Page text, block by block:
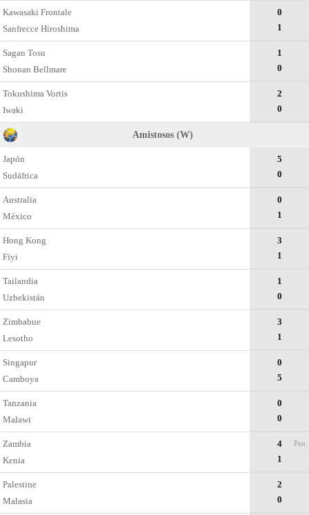
Kawasaki Frontale
Sanfrecce Hiroshima
0
1
Sagan Tosu
Shonan Bellmare
1
0
Tokushima Vortis
Iwaki
2
0
Amistosos (W)
Japón
Sudáfrica
5
0
Australia
México
0
1
Hong Kong
Fiyi
3
1
Tailandia
Uzbekistán
1
0
Zimbabue
Lesotho
3
1
Singapur
Camboya
0
5
Tanzania
Malawi
0
0
Zambia
Kenia
4
1
Pen
Palestine
Malasia
2
0